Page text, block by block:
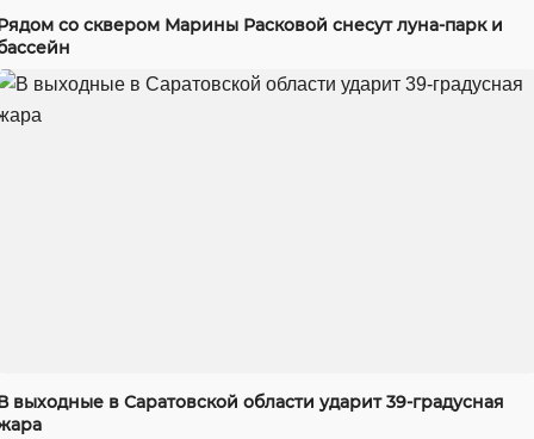
со сквером Марины Расковой снесут луна-парк и
выходные в Саратовской области ударит 39-градусная